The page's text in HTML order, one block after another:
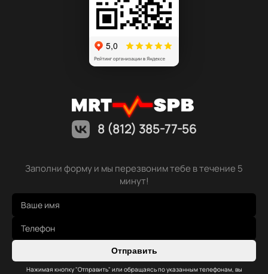
8 (812) 385-77-56
Заполни форму и мы перезвоним тебе в течение 5
минут!
Отправить
Нажимая кнопку "Отправить" или обращаясь по указанным телефонам, вы